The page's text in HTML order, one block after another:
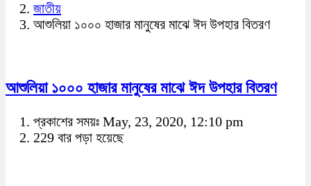
জাতীয়
আশুলিয়া ১০০০ হাজার মানুষের মাঝে ঈদ উপহার বিতরণ
আশুলিয়া ১০০০ হাজার মানুষের মাঝে ঈদ উপহার বিতরণ
প্রকাশের সময়ঃ May, 23, 2020, 12:10 pm
229 বার পড়া হয়েছে